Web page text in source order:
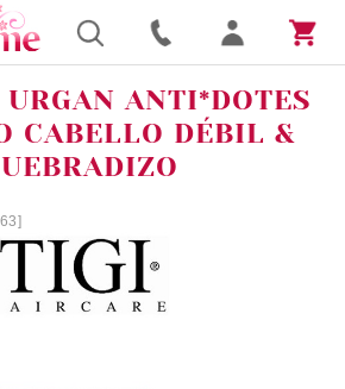
ANTI*DOTES
CABELLO DÉBIL &